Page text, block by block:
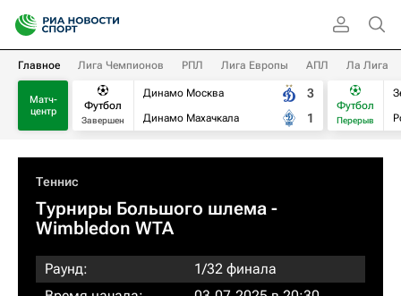
Главное Лига Чемпионов РПЛ Лига Европы АПЛ Ла Лига
Матч-
центр
Футбол
Завершен
Динамо Москва
Динамо Махачкала
3
1
Футбол
Перерыв
Теннис
Турниры Большого шлема -
Wimbledon WTA
Раунд:
1/32 финала